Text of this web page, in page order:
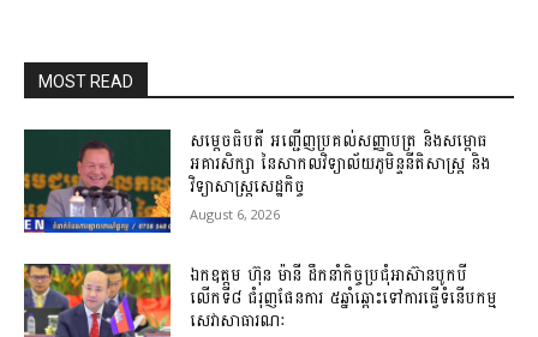
MOST READ
សម្តេចធិបតី អញ្ជើញប្រគល់សញ្ញាបត្រ និងសម្ពោធ
អគារសិក្សា នៃសាកលវិទ្យាល័យភូមិន្ទនីតិសាស្ត្រ និង
វិទ្យាសាស្ត្រសេដ្ឋកិច្ច
August 6, 2026
ឯកឧត្តម ហ៊ុន ម៉ានី ដឹកនាំកិច្ចប្រជុំអាស៊ានបូកបី
លើកទី៨ ជំរុញផែនការ ៥ឆ្នាំឆ្ពោះទៅការធ្វើទំនើបកម្ម
សេវាសាធារណៈ